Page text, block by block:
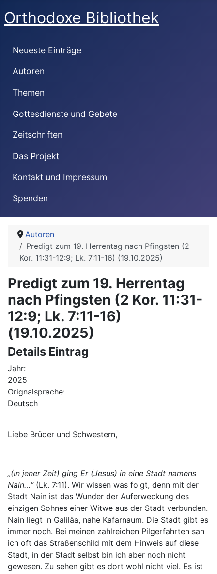
Orthodoxe Bibliothek
Neueste Einträge
Autoren
Themen
Gottesdienste und Gebete
Zeitschriften
Das Projekt
Kontakt und Impressum
Spenden
Autoren
Predigt zum 19. Herrentag nach Pfingsten (2
Kor. 11:31-12:9; Lk. 7:11-16) (19.10.2025)
Predigt zum 19. Herrentag
nach Pfingsten (2 Kor. 11:31-
12:9; Lk. 7:11-16)
(19.10.2025)
Details Eintrag
Jahr:
2025
Orignalsprache:
Deutsch
Liebe Brüder und Schwestern,
„(In jener Zeit) ging Er (Jesus) in eine Stadt namens
Nain…“ (Lk. 7:11). Wir wissen was folgt, denn mit der
Stadt Nain ist das Wunder der Auferweckung des
einzigen Sohnes einer Witwe aus der Stadt verbunden.
Nain liegt in Galiläa, nahe Kafarnaum. Die Stadt gibt es
immer noch. Bei meinen zahlreichen Pilgerfahrten sah
ich oft das Straßenschild mit dem Hinweis auf diese
Stadt, in der Stadt selbst bin ich aber noch nicht
gewesen. Zu sehen gibt es dort wohl nicht viel. Es ist